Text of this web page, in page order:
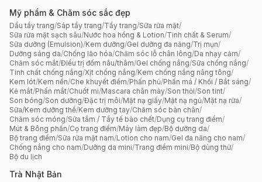
Mỹ phẩm & Chăm sóc sắc đẹp
Dầu tẩy trang/Sáp tẩy trang/Tẩy trang/Sữa rửa mặt/
Sữa rửa mặt sạch sâu/Nước hoa hồng & Lotion/Tinh chất & Serum/
Sữa dưỡng (Emulsion)/Kem dưỡng/Gel dưỡng đa năng/Trị mụn/
Dưỡng sáng da/Chống lão hóa/Chăm sóc lỗ chân lông/Da nhạy cảm/
Chăm sóc mắt/Điều trị đốm nâu/thâm/Gel chống nắng/Sữa chống nắng/
Tinh chất chống nắng/Xịt chống nắng/Kem chống nắng nâng tông/
Kem lót/Kem nền/Che khuyết điểm/Phấn phủ/Phấn má / Khối / Bắt sáng/
Kẻ mắt/Phấn mắt/Chuốt mi/Mascara chân mày/Son thỏi/Son tint/
Son bóng/Son dưỡng/Đặc trị môi/Mặt nạ giấy/Mặt nạ ngủ/Mặt nạ rửa/
Sữa/Kem dưỡng thể/Kem dưỡng tay/Chăm sóc bàn chân/
Chăm sóc móng/Sữa tắm / Tẩy tế bào chết/Dụng cụ trang điểm/
Mút & Bông phấn/Cọ trang điểm/Máy làm đẹp/Bộ dưỡng da/
Bộ trang điểm/Sữa rửa mặt nam/Lotion cho nam/Gel đa năng cho nam/
Chống nắng cho nam/Dưỡng da mini/Trang điểm mini/Bộ dùng thử/
Bộ du lịch
Trà Nhật Bản